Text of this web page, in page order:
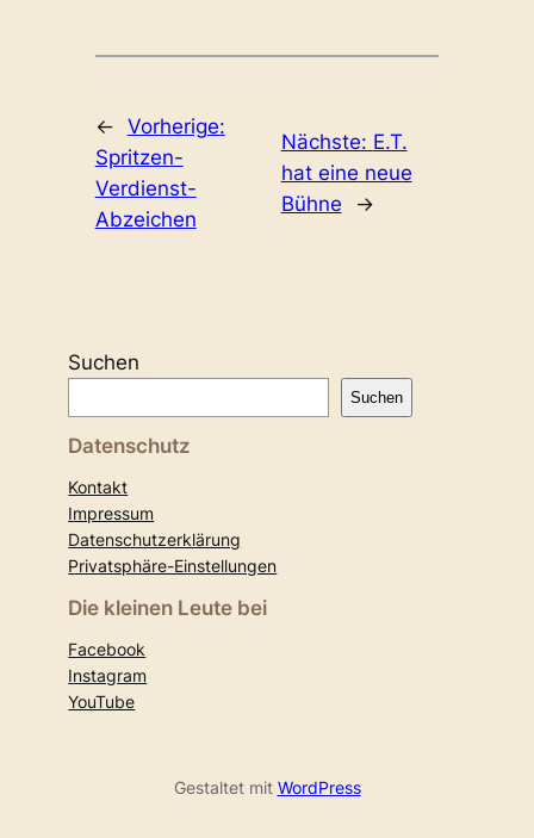
← Vorherige:
Spritzen-
Verdienst-
Abzeichen
Nächste: E.T.
hat eine neue
Bühne
→
Suchen
Suchen
Datenschutz
Kontakt
Impressum
Datenschutzerklärung
Privatsphäre-Einstellungen
Die kleinen Leute bei
Facebook
Instagram
YouTube
Gestaltet mit WordPress